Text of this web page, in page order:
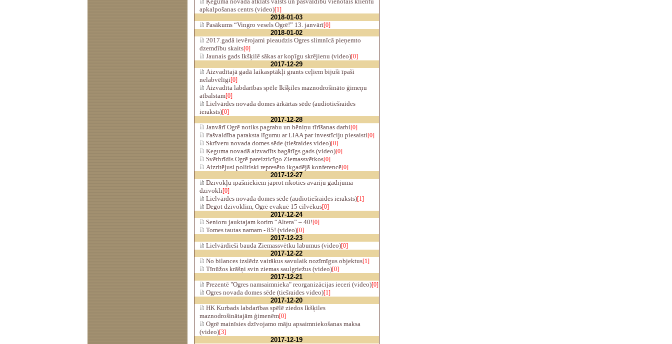
apkalpošanas centrs (video)[1]
2018-01-03
Pasākums “Vingro vesels Ogrē!” 13. janvārī[0]
2018-01-02
2017.gadā ievērojami pieaudzis Ogres slimnīcā pieņemto
dzemdību skaits[0]
Jaunais gads Ikšķilē sākas ar kopīgu skrējienu (video)[0]
2017-12-29
Aizvadītajā gadā laikasptākļi grants ceļiem bijuši īpaši
nelabvēlīgi[0]
Aizvadīta labdarības spēle Ikšķiles maznodrošināto ģimeņu
atbalstam[0]
Lielvārdes novada domes ārkārtas sēde (audiotiešraides
ieraksts)[0]
2017-12-28
Janvārī Ogrē notiks pagrabu un bēniņu tīrīšanas darbi[0]
Pašvaldība paraksta līgumu ar LIAA par investīciju piesaisti[0]
Skrīveru novada domes sēde (tiešraides video)[0]
Ķeguma novadā aizvadīts bagātīgs gads (video)[0]
Svētbrīdis Ogrē pareizticīgo Ziemassvētkos[0]
Aizritējusi politiski represēto ikgadējā konferencē[0]
2017-12-27
Dzīvokļu īpašniekiem jāprot rīkoties avāriju gadījumā
dzīvoklī[0]
Lielvārdes novada domes sēde (audiotiešraides ieraksts)[1]
Degot dzīvoklim, Ogrē evakuē 15 cilvēkus[0]
2017-12-24
Senioru jauktajam korim “Altera” – 40![0]
Tomes tautas namam - 85! (video)[0]
2017-12-23
Lielvārdieši bauda Ziemassvētku labumus (video)[0]
2017-12-22
No bilances izslēdz vairākus savulaik nozīmīgus objektus[1]
Tīnūžos krāšņi svin ziemas saulgriežus (video)[0]
2017-12-21
Prezentē "Ogres namsaimnieka" reorganizācijas ieceri (video)[0]
Ogres novada domes sēde (tiešraides video)[1]
2017-12-20
HK Kurbads labdarības spēlē ziedos Ikšķiles
maznodrošinātajām ģimenēm[0]
Ogrē mainīsies dzīvojamo māju apsaimniekošanas maksa
(video)[3]
2017-12-19